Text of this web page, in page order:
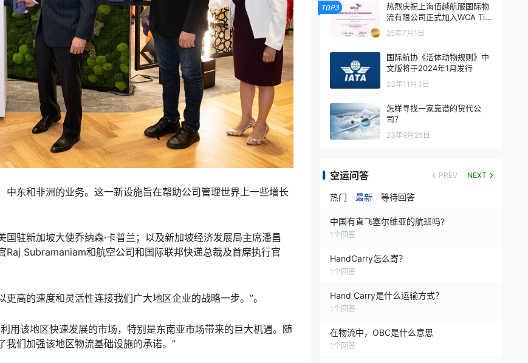
东和非洲的业务。这一新设施旨在帮助公司管理世界上一些增长
驻新加坡大使乔纳森·卡普兰；以及新加坡经济发展局主席潘昌
Subramaniam和航空公司和国际联邦快递总裁及首席执行官
高的速度和灵活性连接我们广大地区企业的战略一步。”。
用该地区快速发展的市场，特别是东南亚市场带来的巨大机遇。随
们加强该地区物流基础设施的承诺。”
TOP3
热烈庆祝上海佰越航服国际物
流有限公司正式加入WCA Tim
e Critical
25年7月1日
国际航协《活体动物规则》中
文版将于2024年1月发行
23年11月3日
怎样寻找一家靠谱的货代公
司？
23年9月25日
空运问答 PREV NEXT
热门 最新 等待回答
中国有直飞塞尔维亚的航班吗?
1 个回答
HandCarry怎么寄？
1 个回答
Hand Carry是什么运输方式？
1 个回答
在物流中，OBC是什么意思
1 个回答